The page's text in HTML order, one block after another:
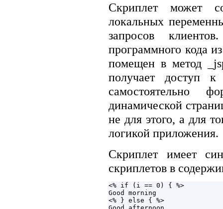
Скриплет может
локальных
запросов
программного кода
помещен в метод
получает доступ к
самостоятельно
динамической
не для этого, а для
логикой приложения.
Скриплет имеет
скриплетов в
<% if (i == 0) { %>
Good morning
<% } else { %>